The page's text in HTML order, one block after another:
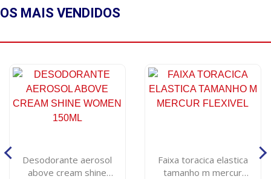
OS MAIS VENDIDOS
Desodorante aerosol
above cream shine
Faixa toracica elastica
tamanho m mercur